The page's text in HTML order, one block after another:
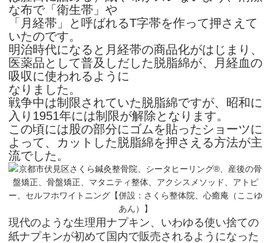
な布で「衛生帯」や
「月経帯」と呼ばれるT字帯を作って押さえて
いたのです。
明治時代になると月経帯の商品化がはじまり、
医薬品として普及しだした脱脂綿が、月経血の
吸収に使われるように
なりました。
戦争中は制限されていた脱脂綿ですが、昭和に
入り1951年には制限が解除となります。
この頃には股の部分にゴムを貼ったショーツに
よって、カットした脱脂綿を押さえる方法が主
流でした。
現代のような生理用ナプキン、いわゆる使い捨ての
紙ナプキンが初めて国内で販売されるようになった